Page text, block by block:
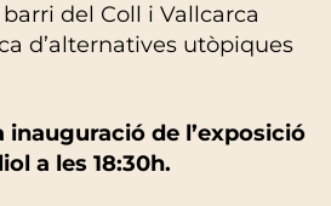
del Coll i Vallcarca
d’alternatives utòpiques
inauguració de l’exposició
a les 18:30h.